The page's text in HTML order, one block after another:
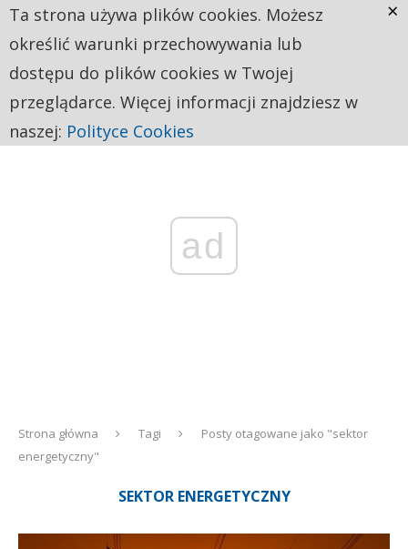
ad
Strona główna Tagi
Posty otagowane jako "sektor
energetyczny"
SEKTOR ENERGETYCZNY
Ta strona używa plików cookies. Możesz
określić warunki przechowywania lub
dostępu do plików cookies w Twojej
przeglądarce. Więcej informacji znajdziesz w
naszej: Polityce Cookies
×